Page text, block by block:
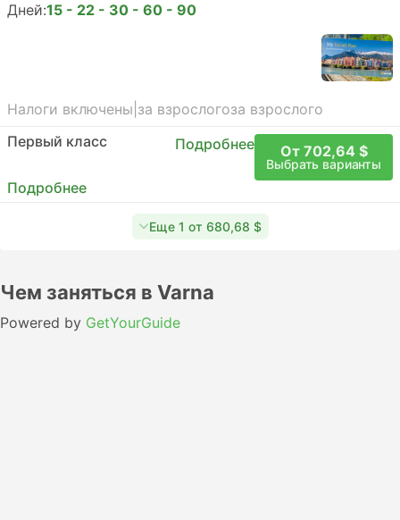
Дней:15 - 22 - 30 - 60 - 90
Налоги включены за взрослогоза взрослого
Первый класс
Подробнее От 702,64 $
Выбрать варианты
Подробнее
Еще 1 от 680,68 $
Чем заняться в Varna
Powered by GetYourGuide